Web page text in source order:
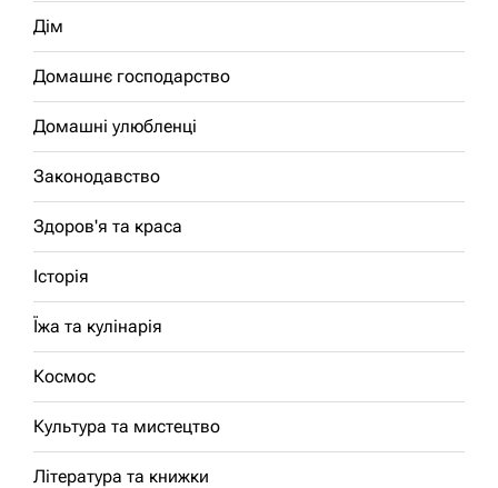
Дім
Домашнє господарство
Домашні улюбленці
Законодавство
Здоров'я та краса
Історія
Їжа та кулінарія
Космос
Культура та мистецтво
Література та книжки